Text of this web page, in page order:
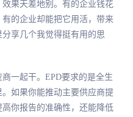
效果天差地别。有的企业钱花
有的企业却能把它用活，带来
享几个我觉得挺有用的思
一起干。EPD要求的是全生
如果你能推动主要供应商提
你报告的准确性，还能降低